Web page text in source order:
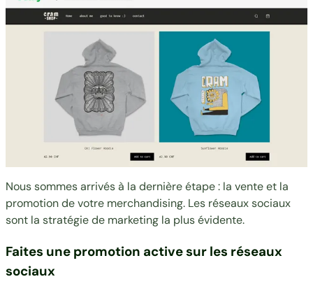
Nous sommes arrivés à la dernière étape : la vente et la
promotion de votre merchandising. Les réseaux sociaux
sont la stratégie de marketing la plus évidente.
Faites une promotion active sur les réseaux
sociaux